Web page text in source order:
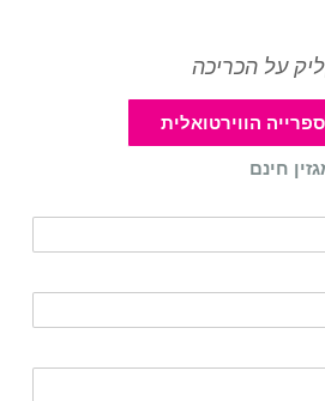
על הכריכה
הווירטואלית
חינם